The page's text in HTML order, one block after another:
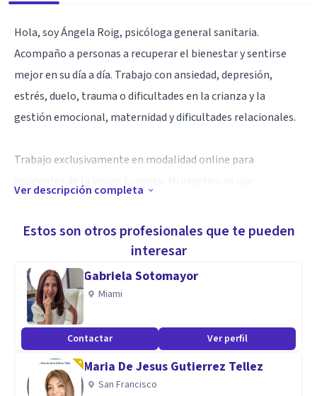
Hola, soy Ángela Roig, psicóloga general sanitaria.
Acompaño a personas a recuperar el bienestar y sentirse
mejor en su día a día. Trabajo con ansiedad, depresión,
estrés, duelo, trauma o dificultades en la crianza y la
gestión emocional, maternidad y dificultades relacionales.
Trabajo exclusivamente en modalidad online para
emociones y avanzar en los cambios que deseas,
adaptadome a tus necesidades y ritmo.
Si quieres empezar a sentirte mejor, puedes escribirme un
correo. Te responderé en menos de 24 horas y
coordinaremos tu primera sesión online de forma rápida y
flexible.
Especialidad
Ver descripción completa
Estos son otros profesionales que te pueden
interesar
Gabriela Sotomayor
Miami
Contactar Ver perfil
Maria De Jesus Gutierrez Tellez
San Francisco